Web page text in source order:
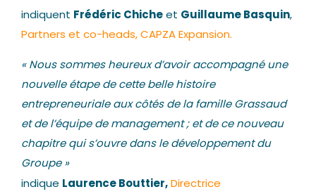
indiquent Frédéric Chicheet Guillaume Basquin,
Partners et co-heads, CAPZA Expansion.
« Nous sommes heureux d’avoir accompagné une
nouvelle étape de cette belle histoire
entrepreneuriale aux côtés de la famille Grassaud
et de l’équipe de management ; et de ce nouveau
chapitre qui s’ouvredans le développement du
Groupe »
indique Laurence Bouttier,Directrice